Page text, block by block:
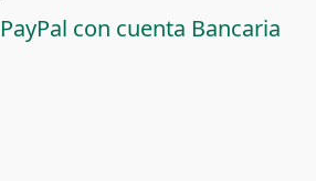
con cuenta Bancaria